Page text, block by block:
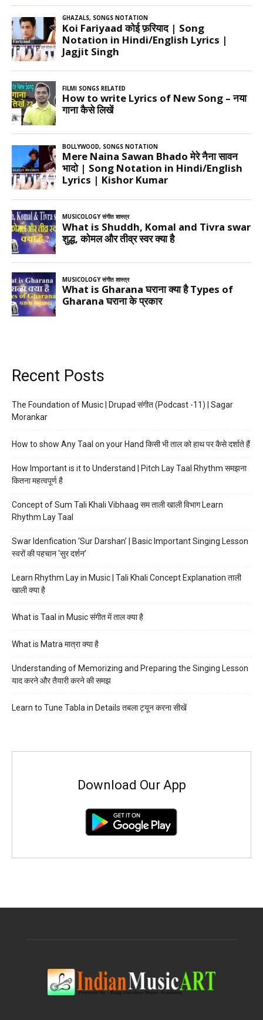
Recent Posts
The Foundation of Music | Drupad संगीत (Podcast -11) | Sagar
Morankar
How to show Any Taal on your Hand किसी भी ताल को हाथ पर कैसे दर्शाते हैं
How Important is it to Understand | Pitch Lay Taal Rhythm समझना
कितना महत्वपूर्ण है
Concept of Sum Tali Khali Vibhaag सम ताली खाली विभाग Learn
Rhythm Lay Taal
Swar Idenfication ‘Sur Darshan’ | Basic Important Singing Lesson
स्वरों की पहचान ‘सुर दर्शन’
Learn Rhythm Lay in Music | Tali Khali Concept Explanation ताली
खाली क्या है
What is Taal in Music संगीत में ताल क्या है
What is Matra मात्रा क्या है
Understanding of Memorizing and Preparing the Singing Lesson
याद करने और तैयारी करने की समझ
Learn to Tune Tabla in Details तबला ट्यून करना सीखें
Download Our App